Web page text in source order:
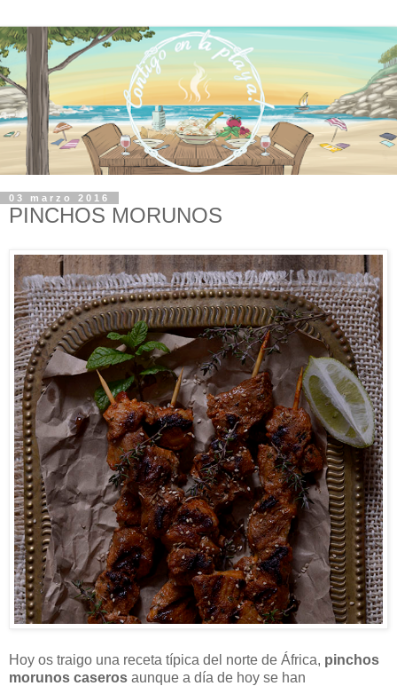
03 marzo 2016
PINCHOS MORUNOS
Hoy os traigo una receta típica del norte de África, pinchos
morunos caseros aunque a día de hoy se han